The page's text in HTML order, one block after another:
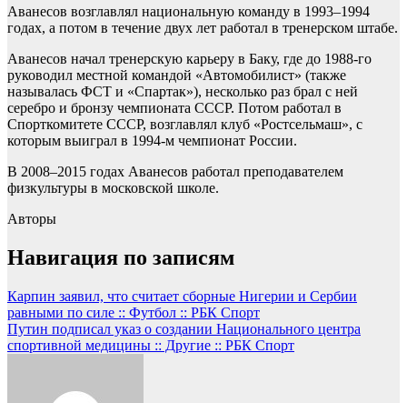
Аванесов возглавлял национальную команду в 1993–1994
годах, а потом в течение двух лет работал в тренерском штабе.
Аванесов начал тренерскую карьеру в Баку, где до 1988-го
руководил местной командой «Автомобилист» (также
называлась ФСТ и «Спартак»), несколько раз брал с ней
серебро и бронзу чемпионата СССР. Потом работал в
Спорткомитете СССР, возглавлял клуб «Ростсельмаш», с
которым выиграл в 1994-м чемпионат России.
В 2008–2015 годах Аванесов работал преподавателем
физкультуры в московской школе.
Авторы
Навигация по записям
Карпин заявил, что считает сборные Нигерии и Сербии
равными по силе :: Футбол :: РБК Спорт
Путин подписал указ о создании Национального центра
спортивной медицины :: Другие :: РБК Спорт